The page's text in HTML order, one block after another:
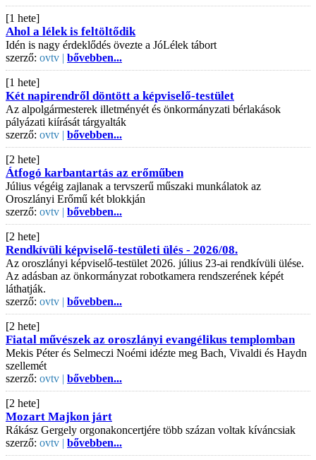
[1 hete]
Ahol a lélek is feltöltődik
Idén is nagy érdeklődés övezte a JóLélek tábort
szerző: ovtv | bővebben...
[1 hete]
Két napirendről döntött a képviselő-testület
Az alpolgármesterek illetményét és önkormányzati bérlakások
pályázati kiírását tárgyalták
szerző: ovtv | bővebben...
[2 hete]
Átfogó karbantartás az erőműben
Július végéig zajlanak a tervszerű műszaki munkálatok az
Oroszlányi Erőmű két blokkján
szerző: ovtv | bővebben...
[2 hete]
Rendkívüli képviselő-testületi ülés - 2026/08.
Az oroszlányi képviselő-testület 2026. július 23-ai rendkívüli ülése.
Az adásban az önkormányzat robotkamera rendszerének képét
láthatják.
szerző: ovtv | bővebben...
[2 hete]
Fiatal művészek az oroszlányi evangélikus templomban
Mekis Péter és Selmeczi Noémi idézte meg Bach, Vivaldi és Haydn
szellemét
szerző: ovtv | bővebben...
[2 hete]
Mozart Majkon járt
Rákász Gergely orgonakoncertjére több százan voltak kíváncsiak
szerző: ovtv | bővebben...